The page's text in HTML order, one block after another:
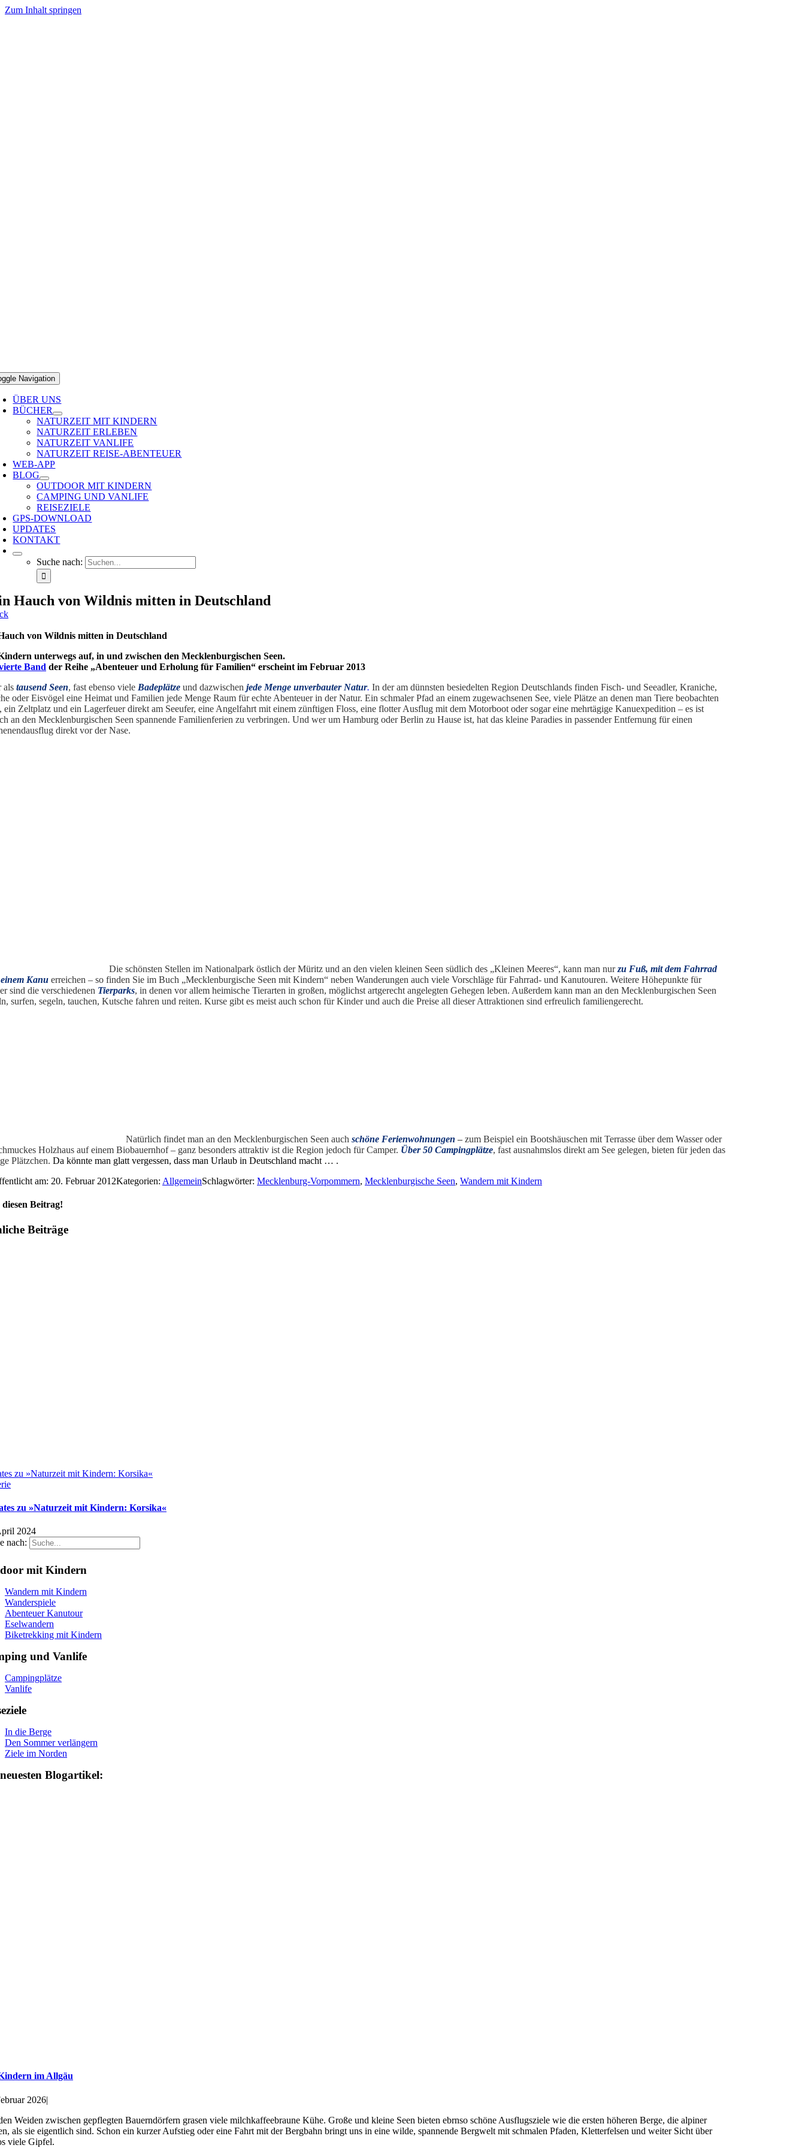
Zum Inhalt springen
Navigation
ÜBER UNS
BÜCHER
NATURZEIT MIT KINDERN
NATURZEIT ERLEBEN
NATURZEIT VANLIFE
NATURZEIT REISE-ABENTEUER
WEB-APP
BLOG
OUTDOOR MIT KINDERN
CAMPING UND VANLIFE
REISEZIELE
GPS-DOWNLOAD
UPDATES
KONTAKT
Suche nach:
Hauch von Wildnis mitten in Deutschland
von Wildnis mitten in Deutschland
unterwegs auf, in und zwischen den Mecklenburgischen Seen.
Band der Reihe „Abenteuer und Erholung für Familien“ erscheint im Februar 2013
als tausend Seen, fast ebenso viele Badeplätze und dazwischen jede Menge unverbauter Natur. In der am dünnsten besiedelten Region Deutschlands finden Fisch- und Seeadler, Kraniche,
oder Eisvögel eine Heimat und Familien jede Menge Raum für echte Abenteuer in der Natur. Ein schmaler Pfad an einem zugewachsenen See, viele Plätze an denen man Tiere beobachten
ein Zeltplatz und ein Lagerfeuer direkt am Seeufer, eine Angelfahrt mit einem zünftigen Floss, eine flotter Ausflug mit dem Motorboot oder sogar eine mehrtägige Kanuexpedition – es ist
an den Mecklenburgischen Seen spannende Familienferien zu verbringen. Und wer um Hamburg oder Berlin zu Hause ist, hat das kleine Paradies in passender Entfernung für einen
direkt vor der Nase.
Die schönsten Stellen im Nationalpark östlich der Müritz und an den vielen kleinen Seen südlich des „Kleinen Meeres“, kann man nurzu Fuß, mit dem Fahrrad
Kanu erreichen – so finden Sie im Buch „Mecklenburgische Seen mit Kindern“ neben Wanderungen auch viele Vorschläge für Fahrrad- und Kanutouren. Weitere Höhepunkte für
sind die verschiedenen Tierparks, in denen vor allem heimische Tierarten in großen, möglichst artgerecht angelegten Gehegen leben. Außerdem kann man an den Mecklenburgischen Seen
surfen, segeln, tauchen, Kutsche fahren und reiten. Kurse gibt es meist auch schon für Kinder und auch die Preise all dieser Attraktionen sind erfreulich familiengerecht.
Natürlich findet man an den Mecklenburgischen Seen auch schöne Ferienwohnungen – zum Beispiel ein Bootshäuschen mit Terrasse über dem Wasser oder
Holzhaus auf einem Biobauernhof – ganz besonders attraktiv ist die Region jedoch für Camper. Über 50 Campingplätze, fast ausnahmslos direkt am See gelegen, bieten für jeden das
Plätzchen. Da könnte man glatt vergessen, dass man Urlaub in Deutschland macht … .
am: 20. Februar 2012Kategorien: AllgemeinSchlagwörter: Mecklenburg-Vorpommern, Mecklenburgische Seen, Wandern mit Kindern
diesen Beitrag!
Beiträge
zu »Naturzeit mit Kindern: Korsika«
zu »Naturzeit mit Kindern: Korsika«
2024
nach:
mit Kindern
Wandern mit Kindern
Wanderspiele
Abenteuer Kanutour
Eselwandern
Biketrekking mit Kindern
und Vanlife
Campingplätze
Vanlife
In die Berge
Den Sommer verlängern
Ziele im Norden
Blogartikel:
im Allgäu
2026|
Weiden zwischen gepflegten Bauerndörfern grasen viele milchkaffeebraune Kühe. Große und kleine Seen bieten ebrnso schöne Ausflugsziele wie die ersten höheren Berge, die alpiner
als sie eigentlich sind. Schon ein kurzer Aufstieg oder eine Fahrt mit der Bergbahn bringt uns in eine wilde, spannende Bergwelt mit schmalen Pfaden, Kletterfelsen und weiter Sicht über
viele Gipfel.